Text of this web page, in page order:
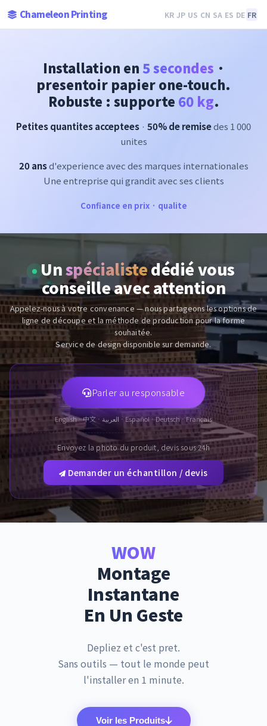
Chameleon Printing KR JP US CN SA ES DE FR
Installation en 5 secondes ·
presentoir papier one-touch.
Robuste : supporte 60 kg.
Petites quantites acceptees · 50% de remisedes 1 000
unites
20 ansd'experience avec des marques internationales
Une entreprise qui grandit avec ses clients
Confiance en prix · qualite
Unspécialistedédié vous
conseille avec attention
Appelez-nous à votre convenance — nous partageons les options de
ligne de découpe et la méthode de production pour la forme
souhaitée.
Service de design disponible sur demande.
Parler au responsable
English · 中文 · العربية · Español · Deutsch · Français
Envoyez la photo du produit, devis sous 24h
Demander un échantillon / devis
WOW
Montage
Instantane
En Un Geste
Depliez et c'est pret.
Sans outils — tout le monde peut
l'installer en 1 minute.
Voir les Produits